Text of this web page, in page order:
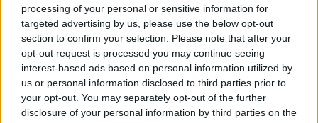
processing of your personal or sensitive information for
targeted advertising by us, please use the below opt-out
section to confirm your selection. Please note that after your
opt-out request is processed you may continue seeing
interest-based ads based on personal information utilized by
us or personal information disclosed to third parties prior to
your opt-out. You may separately opt-out of the further
disclosure of your personal information by third parties on the